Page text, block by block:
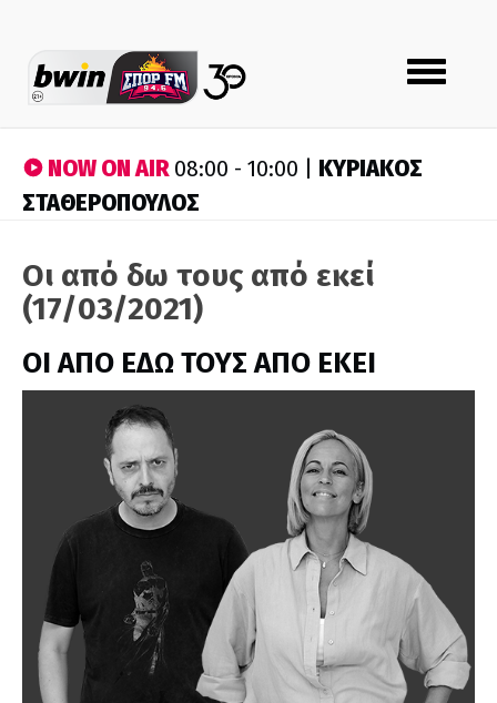
Toggle
navigation
NOW ON AIR08:00 - 10:00 | ΚΥΡΙΑΚΟΣ
ΣΤΑΘΕΡΟΠΟΥΛΟΣ
Οι από δω τους από εκεί
(17/03/2021)
ΟΙ ΑΠΟ ΕΔΩ ΤΟΥΣ ΑΠΟ ΕΚΕΙ